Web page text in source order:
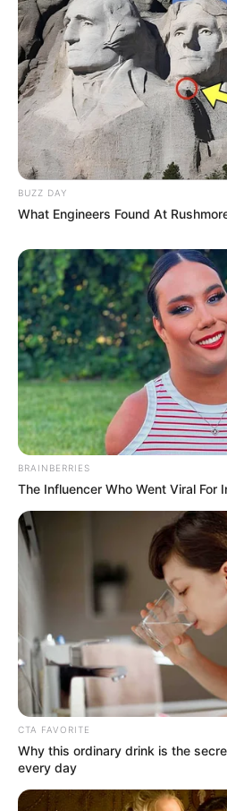
BUZZ DAY
What Engineers Found At
BRAINBERRIES
The Influencer Who Went Viral For
CTA FAVORITE
Why this ordinary drink is the
every day